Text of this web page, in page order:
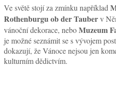
Ve světě stojí za zmínku například
Rothenburgu ob der Tauberv
vánoční dekorace, neboMuzeum
je možné seznámit se s vývojem
dokazují, že Vánoce nejsou jen
kulturním dědictvím.